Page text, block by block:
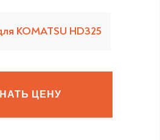
KOMATSU HD325
ЦЕНУ